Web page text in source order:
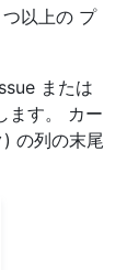
以上の プ
または
ます。 カー
の列の末尾